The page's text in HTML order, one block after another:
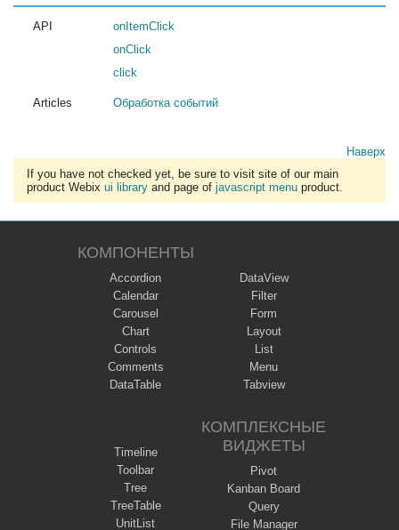
API
onItemClick
onClick
click
Articles Обработка событий
Наверх
If you have not checked yet, be sure to visit site of our main
product Webix ui library and page of javascript menu product.
КОМПОНЕНТЫ
Accordion
Calendar
Carousel
Chart
Controls
Comments
DataTable
DataView
Filter
Form
Layout
List
Menu
Tabview
Timeline
Toolbar
Tree
TreeTable
UnitList
КОМПЛЕКСНЫЕ
ВИДЖЕТЫ
Pivot
Kanban Board
Query
File Manager